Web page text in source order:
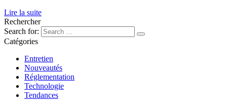
Lire la suite
Rechercher
Search for:
Catégories
Entretien
Nouveautés
Réglementation
Technologie
Tendances